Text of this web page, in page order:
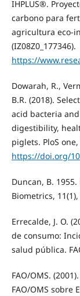
IHPLUS®.
carbono para
agricultura eco-
(IZ08Z0_177346).
https://
Dowarah, R.,
B.R. (2018).
acid bacteria
digestibility,
piglets. PloS
https://doi.org/
Duncan, B.
Biometrics, 11(1),
Errecalde, J. O.
de consumo:
salud pública.
FAO/OMS.
FAO/OMS sobre